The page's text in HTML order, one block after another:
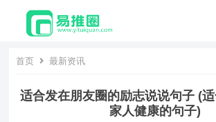
首页 最新资讯
适合发在朋友圈的励志说说句子 (
家人健康的句子)